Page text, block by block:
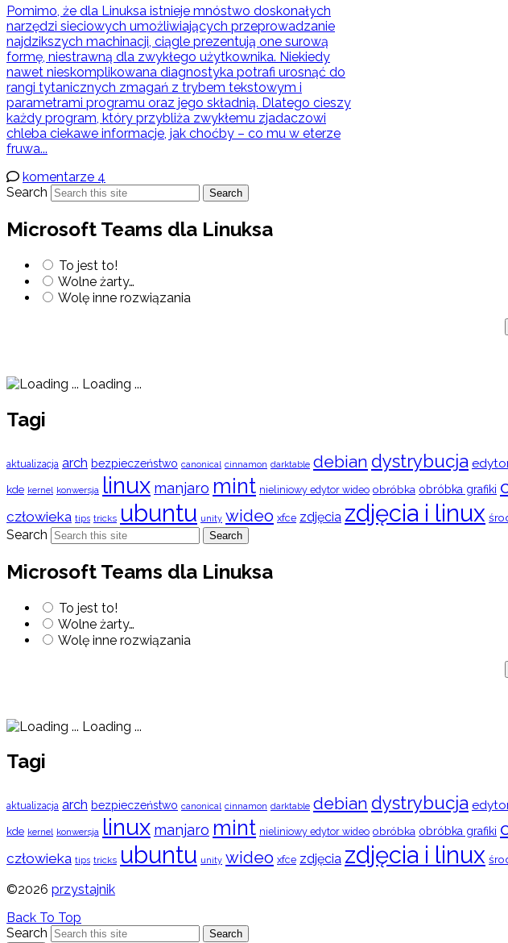
Pomimo, że dla Linuksa istnieje mnóstwo doskonałych
narzędzi sieciowych umożliwiających przeprowadzanie
najdzikszych machinacji, ciągle prezentują one surową
formę, niestrawną dla zwykłego użytkownika. Niekiedy
nawet nieskomplikowana diagnostyka potrafi urosnąć do
rangi tytanicznych zmagań z trybem tekstowym i
parametrami programu oraz jego składnią. Dlatego cieszy
każdy program, który przybliża zwykłemu zjadaczowi
chleba ciekawe informacje, jak choćby – co mu w eterze
fruwa...
komentarze 4
Search
Search
Microsoft Teams dla Linuksa
To jest to!
Wolne żarty…
Wolę inne rozwiązania
Loading ...
Tagi
aktualizacja arch bezpieczeństwo canonical cinnamon darktable debian dystrybucja
kde kernel konwersja linux manjaro mint nieliniowy edytor wideo obróbka obróbka grafiki
człowieka tips tricks ubuntu unity wideo xfce zdjęcia zdjęcia i linux
Search Search
Microsoft Teams dla Linuksa
To jest to!
Wolne żarty…
Wolę inne rozwiązania
Loading ...
Tagi
aktualizacja arch bezpieczeństwo canonical cinnamon darktable debian dystrybucja
kde kernel konwersja linux manjaro mint nieliniowy edytor wideo obróbka obróbka grafiki
człowieka tips tricks ubuntu unity wideo xfce zdjęcia zdjęcia i linux
©2026 przystajnik
Back To Top
Search
Search